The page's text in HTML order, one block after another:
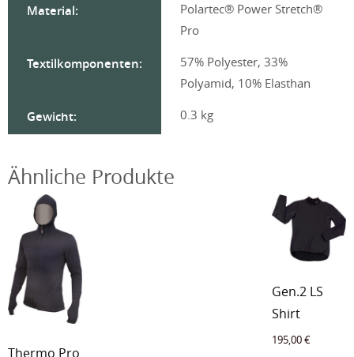
Material:
Polartec® Power Stretch®
Pro
Textilkomponenten:
57% Polyester, 33%
Polyamid, 10% Elasthan
Gewicht: 0.3 kg
Ähnliche Produkte
Thermo Pro
Gen.2 LS
Shirt
195,00€